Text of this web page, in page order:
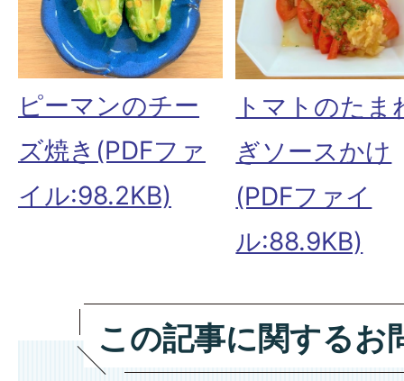
ピーマンのチー
ズ焼き(PDFファ
イル:98.2KB)
トマトのたま
ぎソースかけ
(PDFファイ
ル:88.9KB)
この記事に関するお